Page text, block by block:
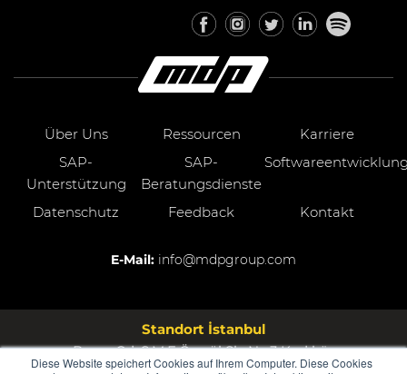
Diese Website speichert Cookies auf Ihrem Computer. Diese Cookies
Über Uns Ressourcen
Karriere
SAP-
Unterstützung
SAP-
Beratungsdienste
Datenschutz Feedback Kontakt
E-Mail: info@mdpgroup.com
Standort İstanbul
Bayar Cd. Ş.M.F.Öngül Sk. No:3 Kadıköy